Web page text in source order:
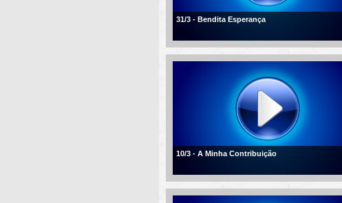
31/3 - Bendita Esperança
10/3 - A Minha Contribuição